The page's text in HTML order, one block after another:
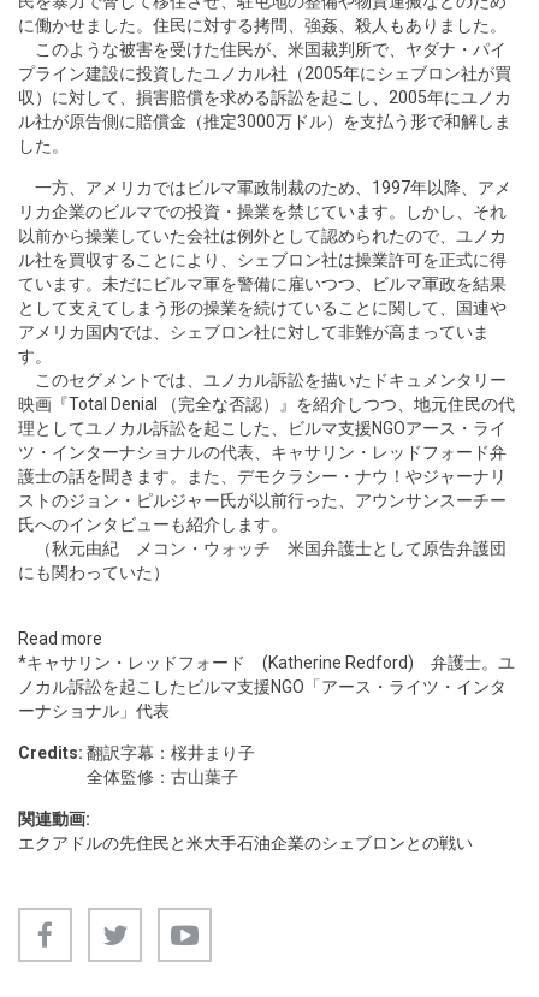
に働かせました。住民に対する拷問、強姦、殺人もありました。
このような被害を受けた住民が、米国裁判所で、ヤダナ・パイ
プライン建設に投資したユノカル社（2005年にシェブロン社が買
収）に対して、損害賠償を求める訴訟を起こし、2005年にユノカ
ル社が原告側に賠償金（推定3000万ドル）を支払う形で和解しま
した。
一方、アメリカではビルマ軍政制裁のため、1997年以降、アメ
リカ企業のビルマでの投資・操業を禁じています。しかし、それ
以前から操業していた会社は例外として認められたので、ユノカ
ル社を買収することにより、シェブロン社は操業許可を正式に得
ています。未だにビルマ軍を警備に雇いつつ、ビルマ軍政を結果
として支えてしまう形の操業を続けていることに関して、国連や
アメリカ国内では、シェブロン社に対して非難が高まっていま
す。
このセグメントでは、ユノカル訴訟を描いたドキュメンタリー
映画『Total Denial （完全な否認）』を紹介しつつ、地元住民の代
理としてユノカル訴訟を起こした、ビルマ支援NGOアース・ライ
ツ・インターナショナルの代表、キャサリン・レッドフォード弁
護士の話を聞きます。また、デモクラシー・ナウ！やジャーナリ
ストのジョン・ピルジャー氏が以前行った、アウンサンスーチー
氏へのインタビューも紹介します。
（秋元由紀 メコン・ウォッチ 米国弁護士として原告弁護団
にも関わっていた）
Read more
*キャサリン・レッドフォード (Katherine Redford) 弁護士。ユ
ノカル訴訟を起こしたビルマ支援NGO「アース・ライツ・インタ
ーナショナル」代表
Credits: 翻訳字幕：桜井まり子
全体監修：古山葉子
関連動画:
エクアドルの先住民と米大手石油企業のシェブロンとの戦い